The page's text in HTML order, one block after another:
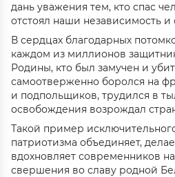
дань уважения тем, кто спас
отстоял наши независимость и
В сердцах благодарных
каждом из миллионов
Родины, кто был замучен и
самоотверженно боролся на
и подпольщиков, трудился в
освобождения возрождал
Такой пример
патриотизма объединяет,
вдохновляет современников
свершения во славу родной